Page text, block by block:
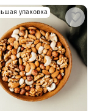
никак не
на качестве
полезных
с
".
упаковка